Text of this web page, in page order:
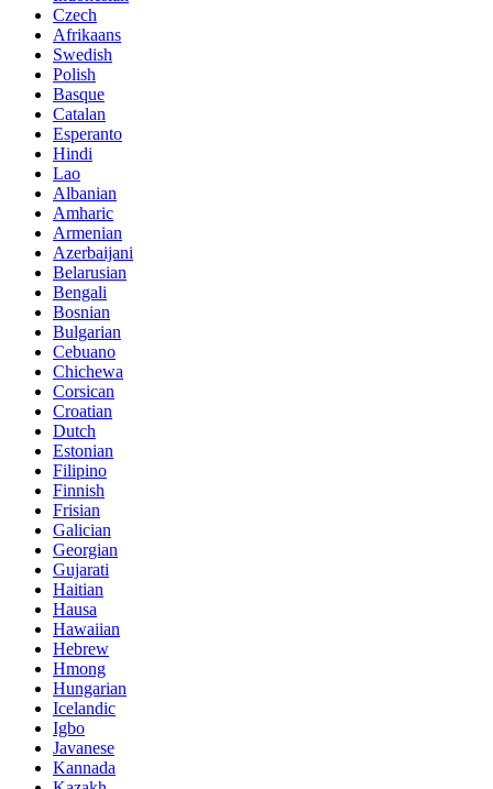
Czech
Afrikaans
Swedish
Polish
Basque
Catalan
Esperanto
Hindi
Lao
Albanian
Amharic
Armenian
Azerbaijani
Belarusian
Bengali
Bosnian
Bulgarian
Cebuano
Chichewa
Corsican
Croatian
Dutch
Estonian
Filipino
Finnish
Frisian
Galician
Georgian
Gujarati
Haitian
Hausa
Hawaiian
Hebrew
Hmong
Hungarian
Icelandic
Igbo
Javanese
Kannada